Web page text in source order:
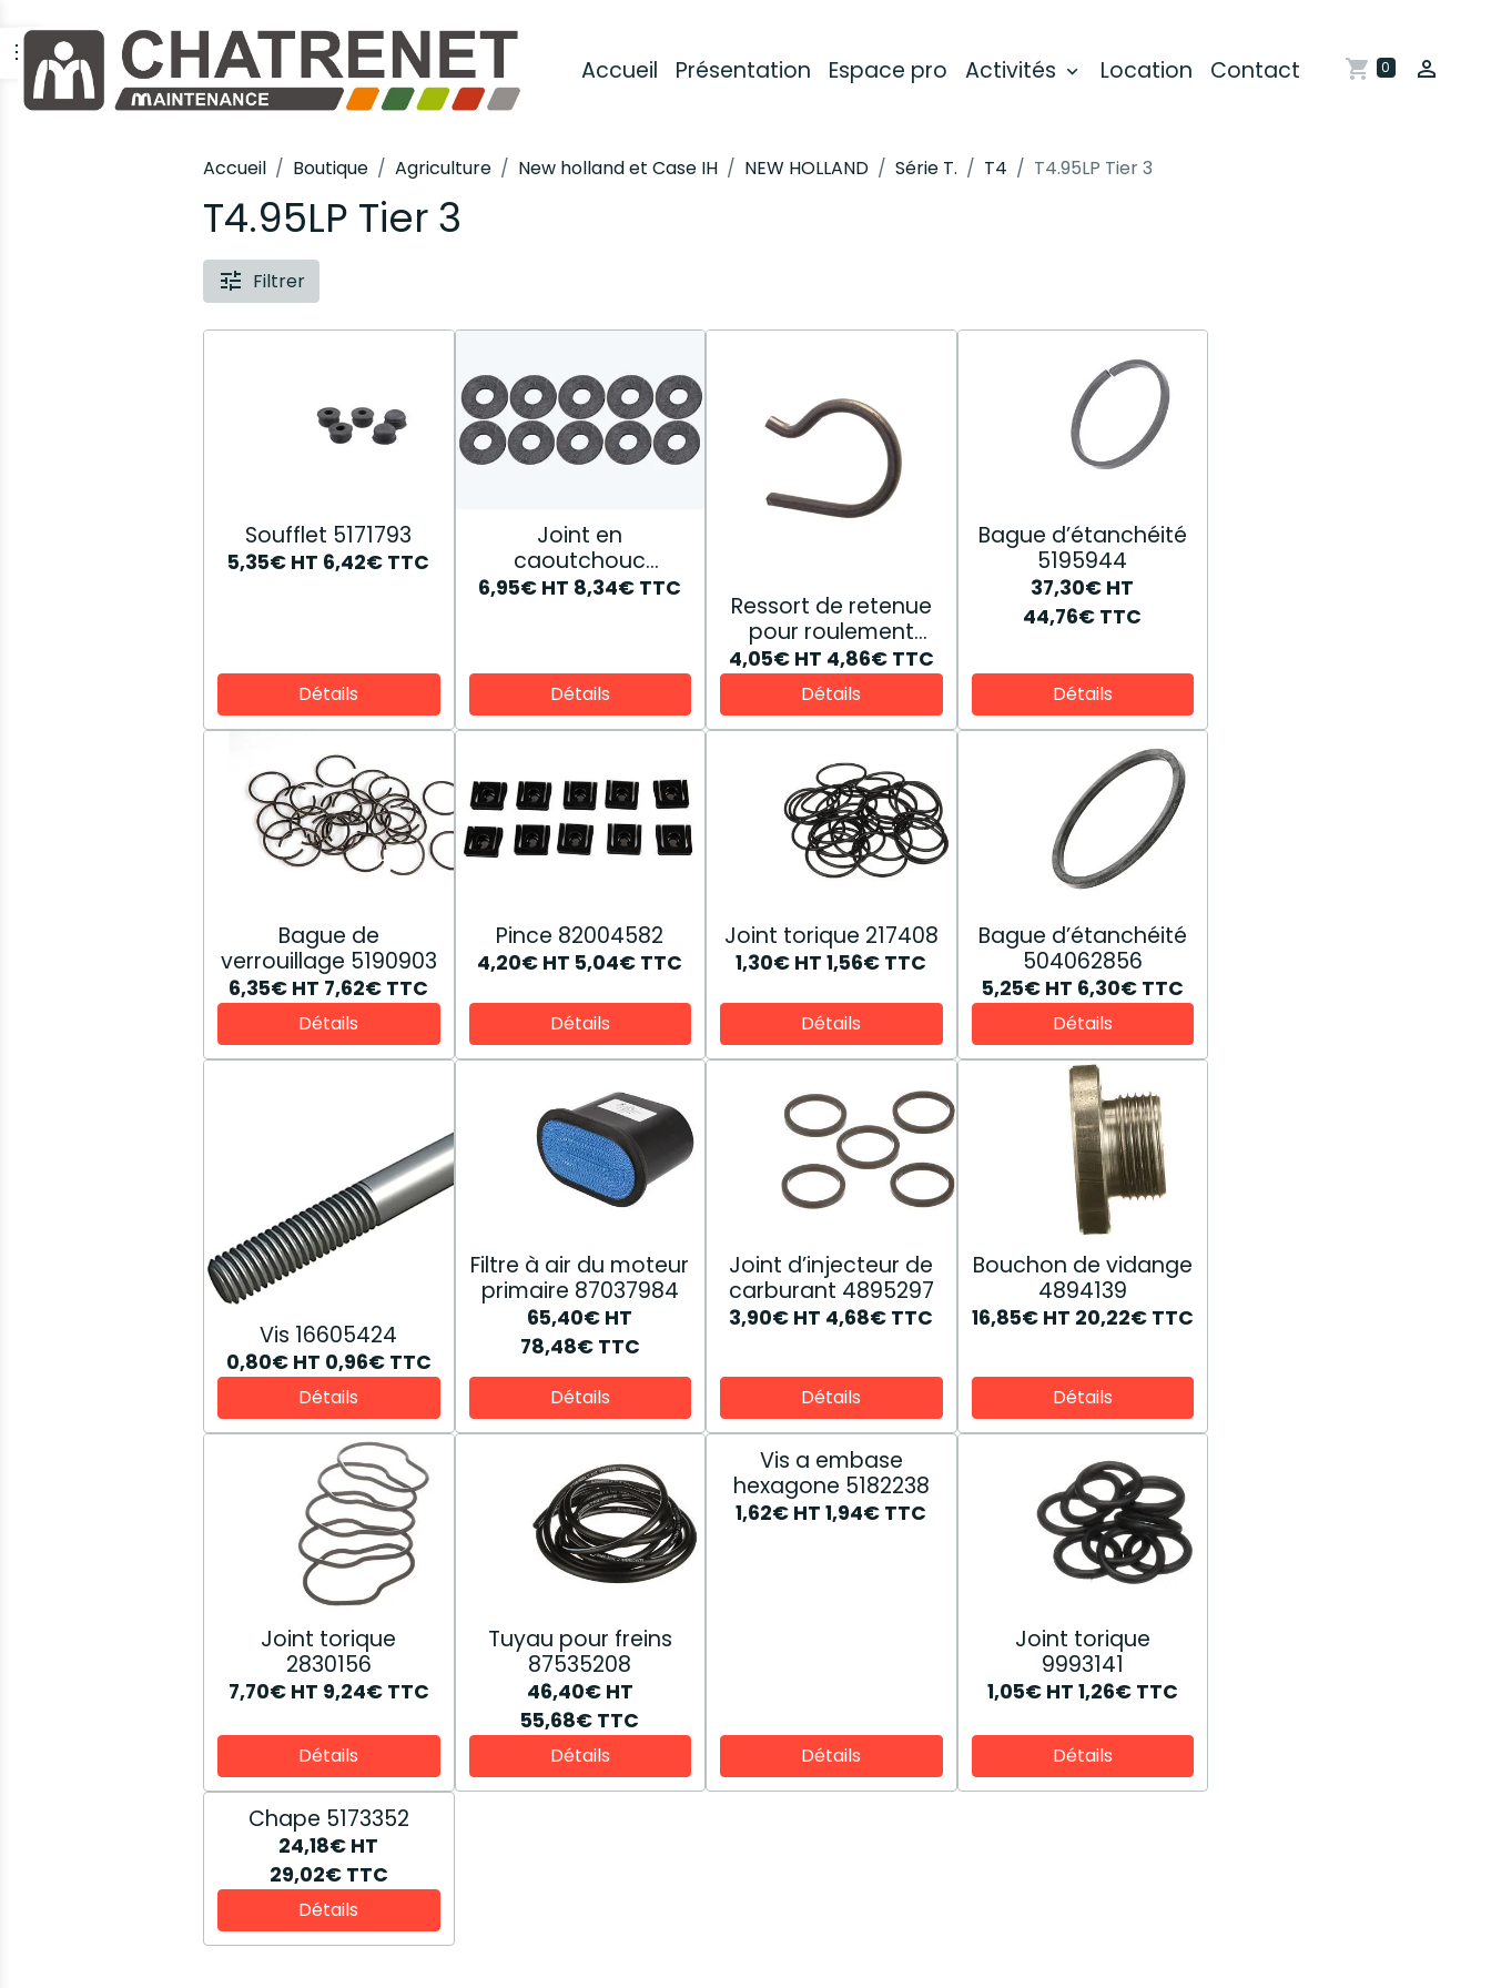
Accueil Présentation Espace pro Activités Location Contact 0
Accueil Boutique Agriculture New holland et Case IH NEW HOLLAND Série T. T4 T4.95LP Tier 3
T4.95LP Tier 3
Filtrer
Soufflet 5171793
5,35€ HT 6,42€ TTC
Détails
Joint en
caoutchouc
83995356
6,95€ HT 8,34€ TTC
Détails
Ressort de retenue
pour roulement
d'embrayage
44011615
4,05€ HT 4,86€ TTC
Détails
Bague d’étanchéité
5195944
37,30€ HT
44,76€ TTC
Détails
Bague de
verrouillage 5190903
6,35€ HT 7,62€ TTC
Détails
Pince 82004582
4,20€ HT 5,04€ TTC
Détails
Joint torique 217408
1,30€ HT 1,56€ TTC
Détails
Bague d’étanchéité
504062856
5,25€ HT 6,30€ TTC
Détails
Vis 16605424
0,80€ HT 0,96€ TTC
Détails
Filtre à air du moteur
primaire 87037984
65,40€ HT
78,48€ TTC
Détails
Joint d’injecteur de
carburant 4895297
3,90€ HT 4,68€ TTC
Détails
Bouchon de vidange
4894139
16,85€ HT 20,22€ TTC
Détails
Joint torique
2830156
7,70€ HT 9,24€ TTC
Détails
Tuyau pour freins
87535208
46,40€ HT
55,68€ TTC
Détails
Vis a embase
hexagone 5182238
1,62€ HT 1,94€ TTC
Détails
Joint torique
9993141
1,05€ HT 1,26€ TTC
Détails
Chape 5173352
24,18€ HT
29,02€ TTC
Détails